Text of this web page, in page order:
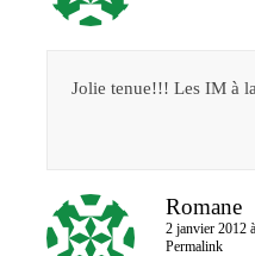
Jolie tenue!!! Les IM à
Romane
2 janvier 2012
Permalink